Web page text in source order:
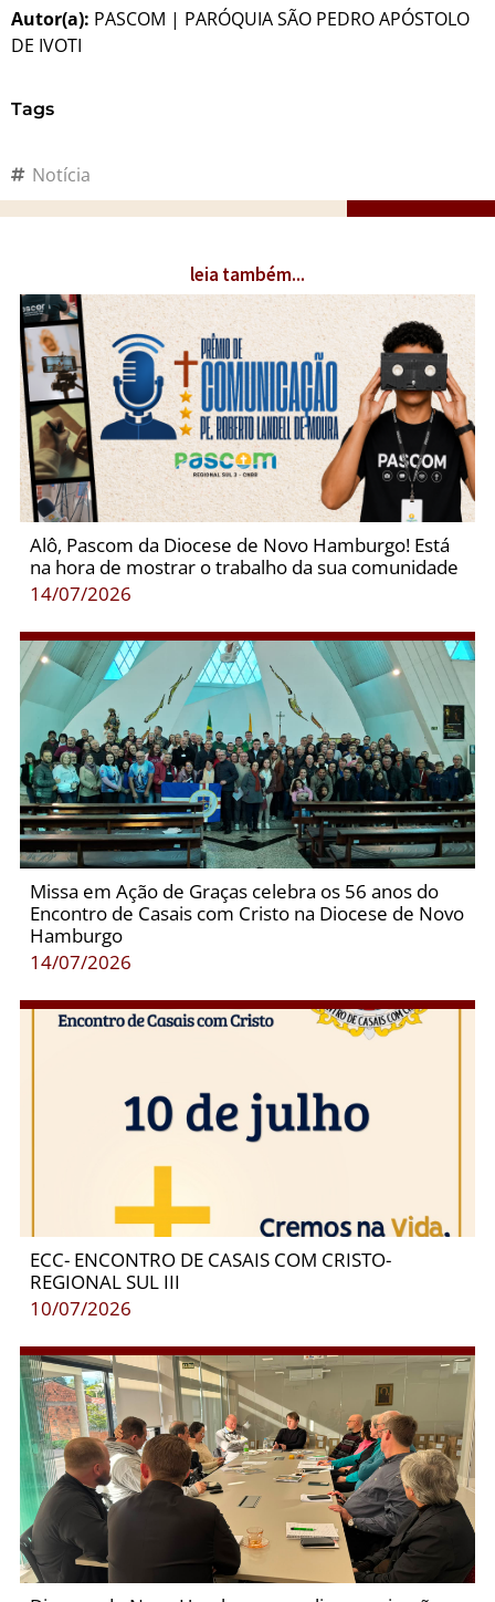
Autor(a): PASCOM | PARÓQUIA SÃO PEDRO APÓSTOLO
DE IVOTI
Tags
Notícia
leia também...
Alô, Pascom da Diocese de Novo Hamburgo! Está
na hora de mostrar o trabalho da sua comunidade
14/07/2026
Missa em Ação de Graças celebra os 56 anos do
Encontro de Casais com Cristo na Diocese de Novo
Hamburgo
14/07/2026
ECC- ENCONTRO DE CASAIS COM CRISTO-
REGIONAL SUL III
10/07/2026